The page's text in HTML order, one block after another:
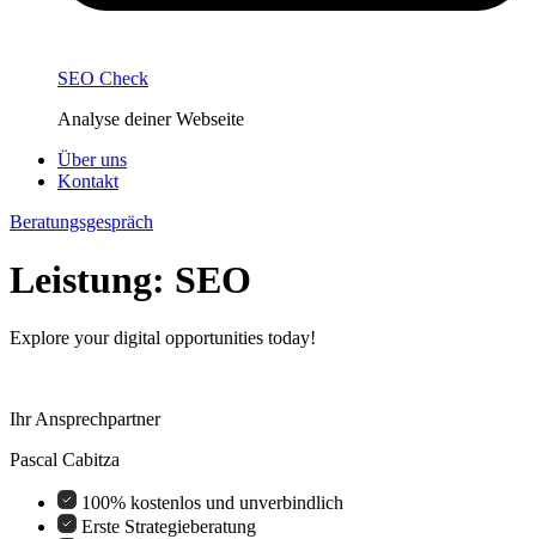
SEO Check
Analyse deiner Webseite
Über uns
Kontakt
Beratungsgespräch
Leistung: SEO
Explore your digital opportunities today!
Ihr Ansprechpartner
Pascal Cabitza
100% kostenlos und unverbindlich
Erste Strategieberatung